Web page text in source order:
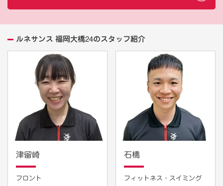
ルネサンス 福岡大橋24のスタッフ紹介
津留崎
フロント
石橋
フィットネス・スイミング